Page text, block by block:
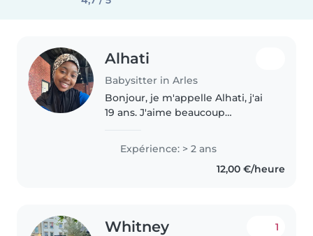
Alhati
Babysitter in Arles
Bonjour, je m'appelle Alhati, j'ai
19 ans. J'aime beaucoup
du temps avec eux. Ayant des
petites sœurs et des petits
frères, j'ai l'habitude de les
Expérience: > 2 ans
12,00 €/heure
Whitney 1